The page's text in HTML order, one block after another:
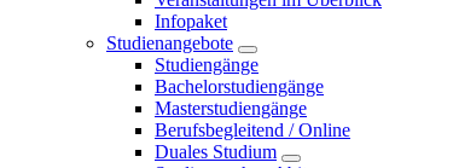
Infopaket
Studienangebote
Studiengänge
Bachelorstudiengänge
Masterstudiengänge
Berufsbegleitend / Online
Duales Studium